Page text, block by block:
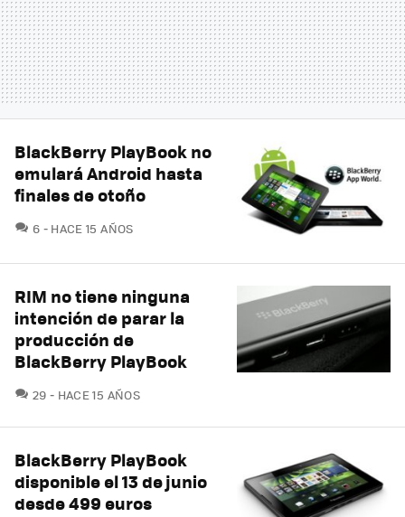
BlackBerry PlayBook no
emulará Android hasta
finales de otoño
6 COMENTARIOS
HACE 15 AÑOS
RIM no tiene ninguna
intención de parar la
producción de
BlackBerry PlayBook
29 COMENTARIOS
HACE 15 AÑOS
BlackBerry PlayBook
disponible el 13 de junio
desde 499 euros